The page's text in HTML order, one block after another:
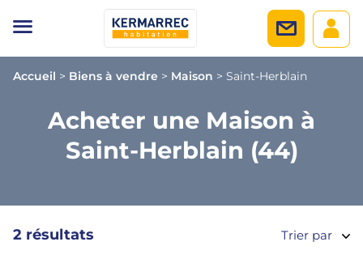
Accueil > Biens à vendre > Maison > Saint-Herblain
Acheter une Maison à
Saint-Herblain (44)
2 résultats Trier par